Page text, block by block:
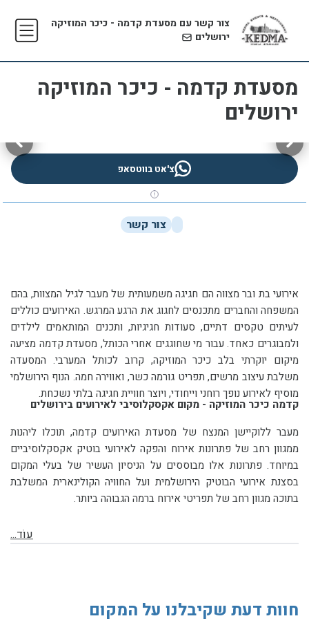
צור קשר עם מסעדת קדמה - כיכר המוזיקה
ירושלים
מסעדת קדמה - כיכר המוזיקה
ירושלים
צ'אט בווטסאפ
צור קשר
אירועי בת ובר מצווה הם חגיגה משמעותית של מעבר לגיל המצוות, בהם
המשפחה והחברים מתכנסים לחגוג את הרגע המרגש. האירועים כוללים
לעיתים טקסים דתיים, סעודות חגיגיות, ותכנים המותאמים לילדים
ולמבוגרים כאחד. עבור מי שחוגגים אחרי הכותל, מסעדת קדמה מציעה
מיקום יוקרתי בלב כיכר המוזיקה, קרוב לכותל המערבי. המסעדה
משלבת עיצוב מרשים, תפריט גורמה כשר, ואווירה חמה. הנוף הירושלמי
מוסיף לאירוע נופך רוחני וייחודי, ויוצר חוויית חגיגה בלתי נשכחת.
קדמה כיכר המוזיקה - מקום אקסקלוסיבי לאירועים בירושלים
מעבר ללוקיישן המנצח של מסעדת האירועים קדמה, תוכלו ליהנות
ממגוון רחב של פתרונות אירוח והפקה לאירועי בוטיק אקסקלוסיביים
במיוחד. פתרונות אלו מבוססים על הניסיון העשיר של בעלי המקום
בסצנת אירועי הבוטיק הירושלמית ועל החוויה הקולינארית המשלבת
בתוכה מגוון רחב של תפריטי אירוח ברמה הגבוהה ביותר.
עוֹד...
חוות דעת שקיבלנו על המקום